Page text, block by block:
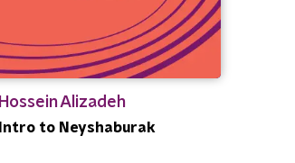
Hossein Alizadeh
Intro to Neyshaburak